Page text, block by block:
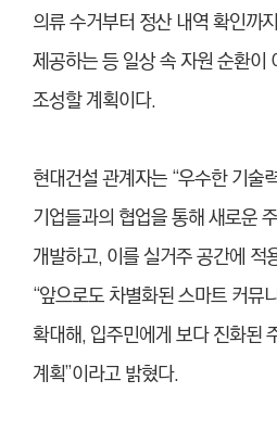
의류 수거부터 정산 내역 확인까
제공하는 등 일상 속 자원 순환이
조성할 계획이다.
현대건설 관계자는 “우수한 기술
기업들과의 협업을 통해 새로운
개발하고, 이를 실거주 공간에 적
“앞으로도 차별화된 스마트 커뮤
확대해, 입주민에게 보다 진화된
계획”이라고 밝혔다.